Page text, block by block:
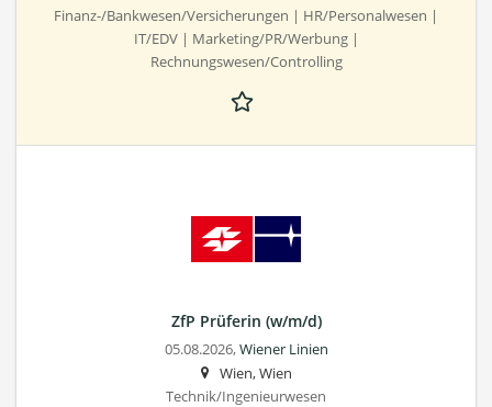
Finanz-/Bankwesen/Versicherungen | HR/Personalwesen |
IT/EDV | Marketing/PR/Werbung |
Rechnungswesen/Controlling
ZfP Prüferin (w/m/d)
05.08.2026,Wiener Linien
Wien, Wien
Technik/Ingenieurwesen